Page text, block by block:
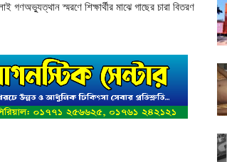
গণঅভ্যুত্থান স্মরণে শিক্ষার্থীর মাঝে গাছের চারা বিতরণ